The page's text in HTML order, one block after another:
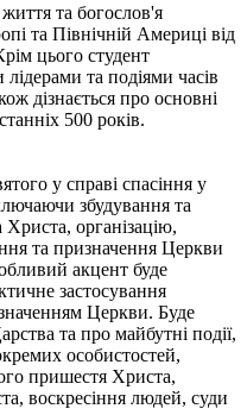
та богослов'я
та Північній Америці від
цього студент
та подіями часів
дізнається про основні
500 років.
у справі спасіння у
збудування та
організацію,
та призначення Церкви
акцент буде
застосування
Церкви. Буде
та про майбутні події,
особистостей,
пришестя Христа,
воскресіння людей, суди